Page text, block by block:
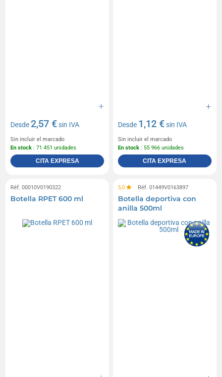
Desde2,57 €sin IVA
Sin incluir el marcado
En stock : 71 451 unidades
CITA EXPRESA
Desde 1,12 €sin IVA
Sin incluir el marcado
En stock : 55 966 unidades
CITA EXPRESA
Réf. 00010V0190322
Botella RPET 600 ml
5,0 Réf. 01449V0163897
Botella deportiva con
anilla 500ml